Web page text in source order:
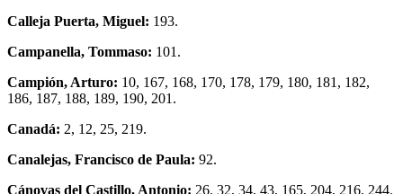
Calleja Puerta, Miguel: 193.
Campanella, Tommaso: 101.
Campión, Arturo: 10, 167, 168, 170, 178, 179, 180, 181, 182,
186, 187, 188, 189, 190, 201.
Canadá: 2, 12, 25, 219.
Canalejas, Francisco de Paula: 92.
Cánovas del Castillo, Antonio: 26, 32, 34, 43, 165, 204, 216, 244.